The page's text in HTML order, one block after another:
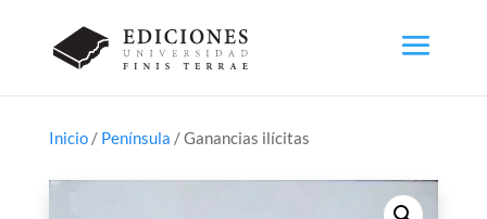
Inicio/ Península / Ganancias ilícitas